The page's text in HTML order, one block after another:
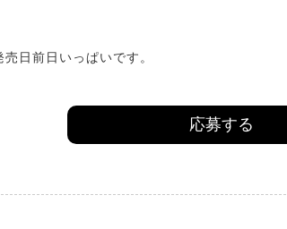
日前日いっぱいです。
応募する